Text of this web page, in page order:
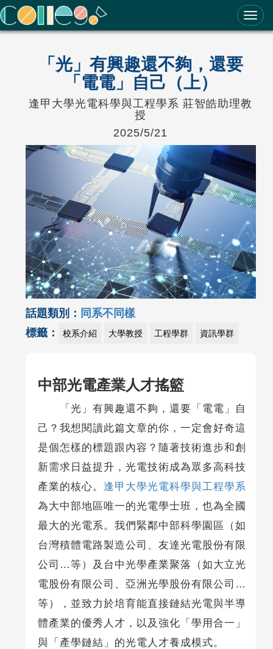
ColleGo! 大學選才與高中育才輔助系統
「光」有興趣還不夠，還要
「電電」自己（上）
逢甲大學光電科學與工程學系 莊智皓助理教
授
2025/5/21
話題類別： 同系不同樣
標籤：
校系介紹 大學教授 工程學群 資訊學群
中部光電產業人才搖籃
「光」有興趣還不夠，還要「電電」自
己？我想閱讀此篇文章的你，一定會好奇這
是個怎樣的標題跟內容？隨著技術進步和創
新需求日益提升，光電技術成為眾多高科技
產業的核心。 逢甲大學光電科學與工程學系
為大中部地區唯一的光電學士班，也為全國
最大的光電系。我們緊鄰中部科學園區（如
台灣積體電路製造公司、友達光電股份有限
公司…等）及台中光學產業聚落（如大立光
電股份有限公司、亞洲光學股份有限公司…
等），並致力於培育能直接鏈結光電與半導
體產業的優秀人才，以及強化「學用合一」
與「產學鏈結」的光電人才養成模式。